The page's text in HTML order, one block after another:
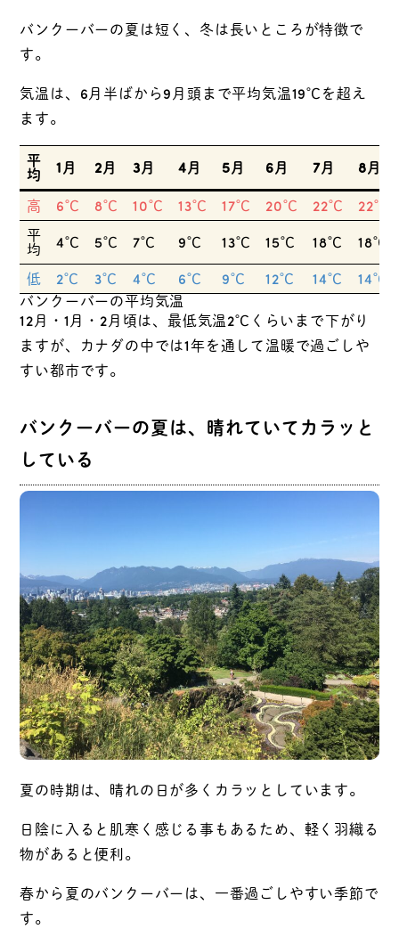
バンクーバーの夏は短く、冬は長いところが特徴で
す。
気温は、6月半ばから9月頭まで平均気温19℃を超え
ます。
平
均 1月 2月 3月 4月 5月 6月 7月 8月
高 6℃ 8℃ 10℃ 13℃ 17℃ 20℃ 22℃
22℃
平
均 4℃ 5℃ 7℃ 9℃ 13℃ 15℃ 18℃
18℃
低
2℃ 3℃ 4℃ 6℃ 9℃ 12℃ 14℃
14℃
バンクーバーの平均気温
12月・1月・2月頃は、最低気温2℃くらいまで下がり
ますが、カナダの中では1年を通して温暖で過ごしや
すい都市です。
バンクーバーの夏は、晴れていてカラッと
している
夏の時期は、晴れの日が多くカラッとしています。
日陰に入ると肌寒く感じる事もあるため、軽く羽織る
物があると便利。
春から夏のバンクーバーは、一番過ごしやすい季節で
す。